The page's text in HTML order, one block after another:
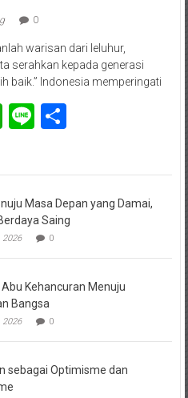
0
warisan dari leluhur,
serahkan kepada generasi
baik.” Indonesia memperingati
WhatsApp
LineShare
Masa Depan yang Damai,
Saing
2026 0
Kehancuran Menuju
Bangsa
2026 0
sebagai Optimisme dan